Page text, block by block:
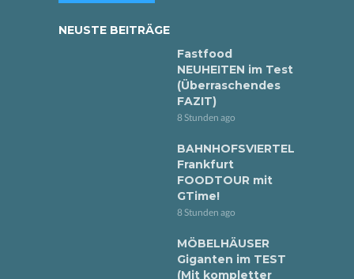
NEUSTE BEITRÄGE
Fastfood
NEUHEITEN im Test
(Überraschendes
FAZIT)
8 Stunden ago
BAHNHOFSVIERTEL
Frankfurt
FOODTOUR mit
GTime!
8 Stunden ago
MÖBELHÄUSER
Giganten im TEST
(Mit kompletter